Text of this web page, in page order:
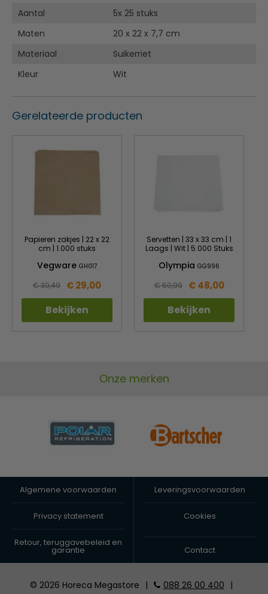
Aantal
5x 25 stuks
Maten
20 x 22 x 7,7 cm
Materiaal
Suikerriet
Kleur
Wit
Gerelateerde producten
Papieren zakjes | 22 x 22
cm | 1.000 stuks
Vegware GH017
€ 30,49 € 29,00
Bekijken
Servetten | 33 x 33 cm | 1
Laags | Wit | 5.000 Stuks
Olympia GG996
€ 50,99 € 48,00
Bekijken
Onze merken
Algemene voorwaarden Leveringsvoorwaarden
Privacy statement Cookies
Retour, teruggavebeleid en
garantie Contact
© 2026 Horeca Megastore | 088 26 00 400 |